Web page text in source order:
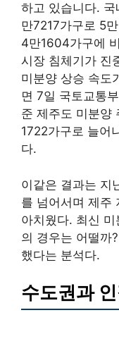
하고 있습니다.
만7217가구로 5
4만1604가구에
시장 침체기가 진
미분양 상승 속도
면 7일 국토교통
준 제주도 미분양
1722가구로 늘어
다.
이같은 결과는 지
를 넘어서며 제주
아치웠다. 최신
의 경우는 어떨까
했다는 분석다.
수도권과